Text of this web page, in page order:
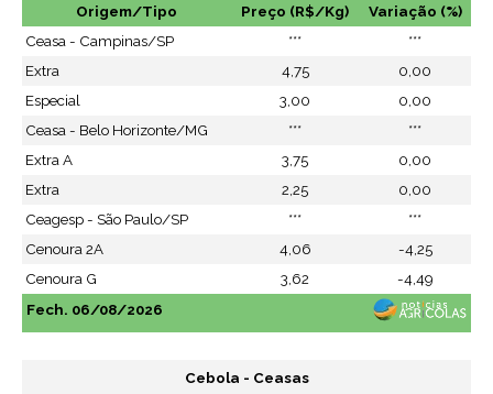
Origem/Tipo Preço (R$/Kg)
Variação (%)
Ceasa - Campinas/SP
***
***
Extra
4,75
0,00
Especial
3,00
0,00
Ceasa - Belo Horizonte/MG
***
***
Extra A
3,75
0,00
Extra
2,25
0,00
Ceagesp - São Paulo/SP
***
***
Cenoura 2A
4,06
-4,25
Cenoura G
3,62
-4,49
Fech. 06/08/2026
Cebola - Ceasas